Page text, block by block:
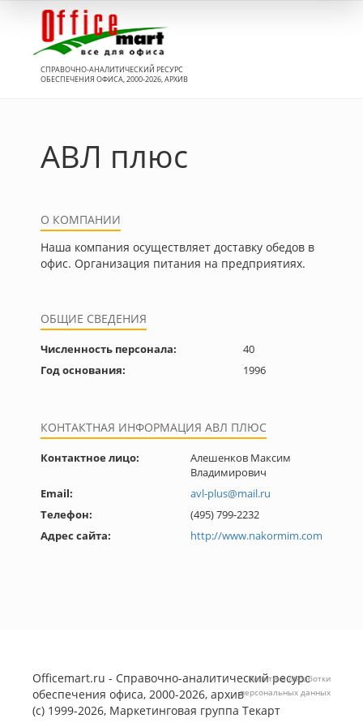
СПРАВОЧНО-АНАЛИТИЧЕСКИЙ РЕСУРС
ОБЕСПЕЧЕНИЯ ОФИСА, 2000-2026, АРХИВ
АВЛ плюс
О КОМПАНИИ
Наша компания осуществляет доставку обедов в
офис. Организация питания на предприятиях.
ОБЩИЕ СВЕДЕНИЯ
Численность персонала:
40
Год основания:
1996
КОНТАКТНАЯ ИНФОРМАЦИЯ АВЛ ПЛЮС
Контактное лицо:
Алешенков Максим
Владимирович
Email:
avl-plus@mail.ru
Телефон:
(495) 799-2232
Адрес сайта:
http://www.nakormim.com
Officemart.ru - Справочно-аналитический ресурс
обеспечения офиса, 2000-2026, архив
(с) 1999-2026, Маркетинговая группа Текарт
Политика обработки
персональных данных